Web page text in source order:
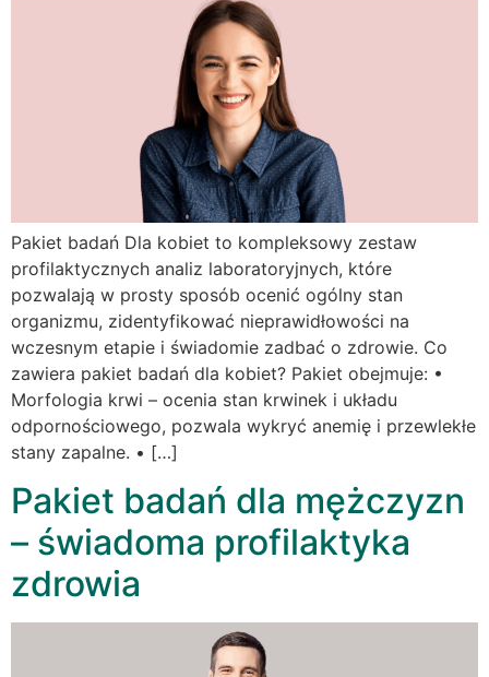
Pakiet badań Dla kobiet to kompleksowy zestaw
profilaktycznych analiz laboratoryjnych, które
pozwalają w prosty sposób ocenić ogólny stan
organizmu, zidentyfikować nieprawidłowości na
wczesnym etapie i świadomie zadbać o zdrowie. Co
zawiera pakiet badań dla kobiet? Pakiet obejmuje: •
Morfologia krwi – ocenia stan krwinek i układu
odpornościowego, pozwala wykryć anemię i przewlekłe
stany zapalne. • […]
Pakiet badań dla mężczyzn
– świadoma profilaktyka
zdrowia